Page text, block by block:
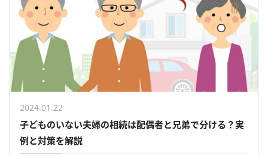
2024.01.22
子どものいない夫婦の相続は配偶者と兄弟で分ける？実
例と対策を解説